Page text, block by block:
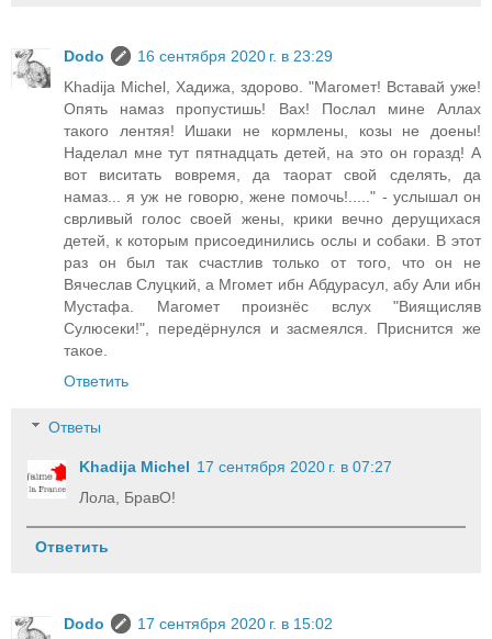
Dodo
16 сентября 2020 г. в 23:29
Khadija Michel, Хадижа, здорово. "Магомет! Вставай уже!
Опять намаз пропустишь! Вах! Послал мине Аллах
такого лентяя! Ишаки не кормлены, козы не доены!
Наделал мне тут пятнадцать детей, на это он горазд! А
вот виситать вовремя, да таорат свой сделять, да
намаз... я уж не говорю, жене помочь!....." - услышал он
сврливый голос своей жены, крики вечно дерущихася
детей, к которым присоединились ослы и собаки. В этот
раз он был так счастлив только от того, что он не
Вячеслав Слуцкий, а Мгомет ибн Абдурасул, абу Али ибн
Мустафа. Магомет произнёс вслух "Виящисляв
Сулюсеки!", передёрнулся и засмеялся. Приснится же
такое.
Ответить
Ответы
Khadija Michel 17 сентября 2020 г. в 07:27
Лола, БравО!
Ответить
Dodo
17 сентября 2020 г. в 15:02